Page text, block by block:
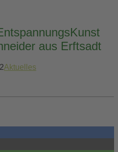
aus Erftsadt
Aktuelles